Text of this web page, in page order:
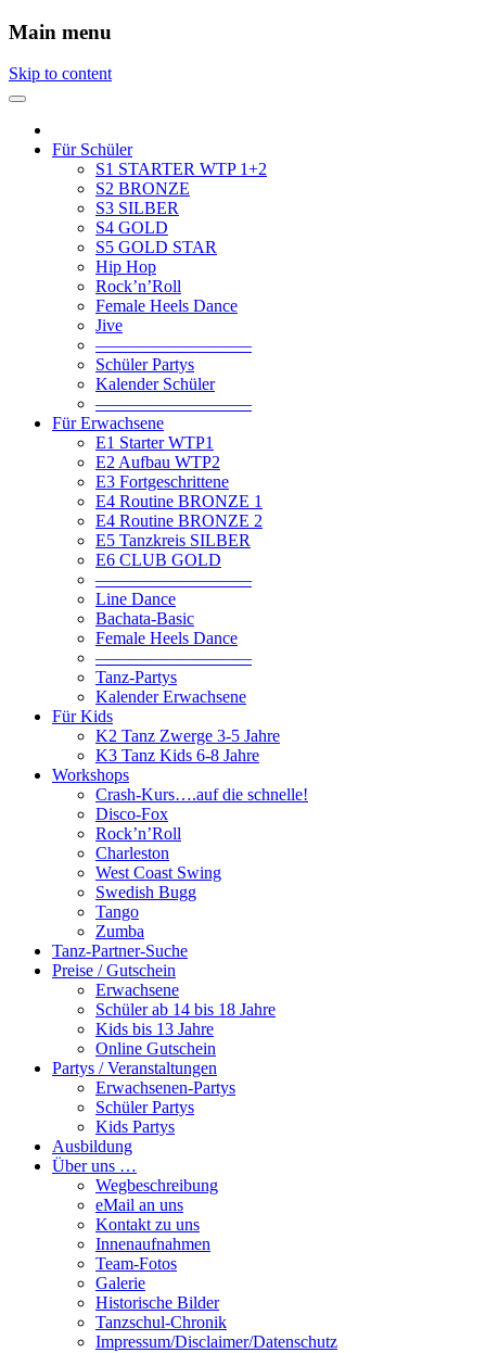
Main menu
Skip to content
Für Schüler
S1 STARTER WTP 1+2
S2 BRONZE
S3 SILBER
S4 GOLD
S5 GOLD STAR
Hip Hop
Rock’n’Roll
Female Heels Dance
Jive
—————————
Schüler Partys
Kalender Schüler
—————————
Für Erwachsene
E1 Starter WTP1
E2 Aufbau WTP2
E3 Fortgeschrittene
E4 Routine BRONZE 1
E4 Routine BRONZE 2
E5 Tanzkreis SILBER
E6 CLUB GOLD
—————————
Line Dance
Bachata-Basic
Female Heels Dance
—————————
Tanz-Partys
Kalender Erwachsene
Für Kids
K2 Tanz Zwerge 3-5 Jahre
K3 Tanz Kids 6-8 Jahre
Workshops
Crash-Kurs….auf die schnelle!
Disco-Fox
Rock’n’Roll
Charleston
West Coast Swing
Swedish Bugg
Tango
Zumba
Tanz-Partner-Suche
Preise / Gutschein
Erwachsene
Schüler ab 14 bis 18 Jahre
Kids bis 13 Jahre
Online Gutschein
Partys / Veranstaltungen
Erwachsenen-Partys
Schüler Partys
Kids Partys
Ausbildung
Über uns …
Wegbeschreibung
eMail an uns
Kontakt zu uns
Innenaufnahmen
Team-Fotos
Galerie
Historische Bilder
Tanzschul-Chronik
Impressum/Disclaimer/Datenschutz